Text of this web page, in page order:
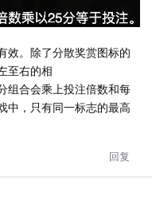
效。除了分散奖赏图标的
至右的相
组合会乘上投注倍数和每
中，只有同一标志的最高
回复